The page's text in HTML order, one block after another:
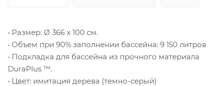
• Размер: Ø 366 x 100 см.
• Объем при 90% заполнении бассейна: 9 150 литров
• Подкладка для бассейна из прочного материала
DuraPlus ™.
• Цвет: имитация дерева (темно-серый)